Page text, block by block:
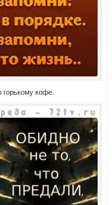
горькому кофе.